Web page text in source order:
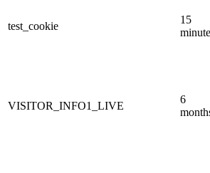
test_cookie
15
VISITOR_INFO1_LIVE
6